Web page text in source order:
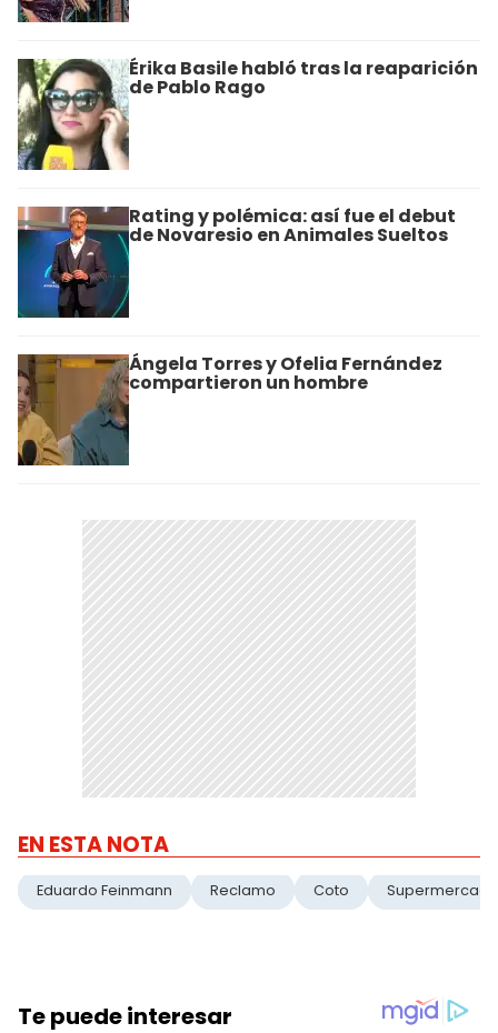
Érika Basile habló tras la reaparición
de Pablo Rago
Rating y polémica: así fue el debut
de Novaresio en Animales Sueltos
Ángela Torres y Ofelia Fernández
compartieron un hombre
EN ESTA NOTA
Eduardo Feinmann Reclamo Coto Supermercado